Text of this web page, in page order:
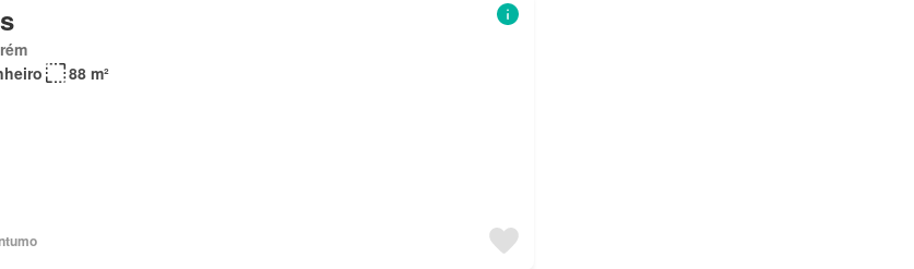
88 m²